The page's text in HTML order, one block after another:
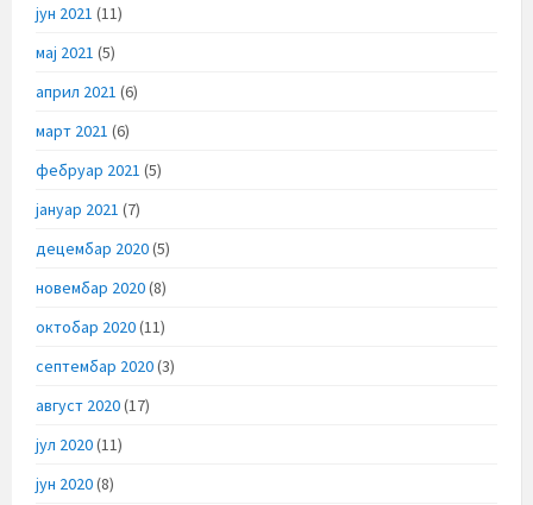
јун 2021 (11)
мај 2021 (5)
април 2021 (6)
март 2021 (6)
фебруар 2021 (5)
јануар 2021 (7)
децембар 2020(5)
новембар 2020(8)
октобар 2020(11)
септембар 2020(3)
август 2020(17)
јул 2020(11)
јун 2020(8)